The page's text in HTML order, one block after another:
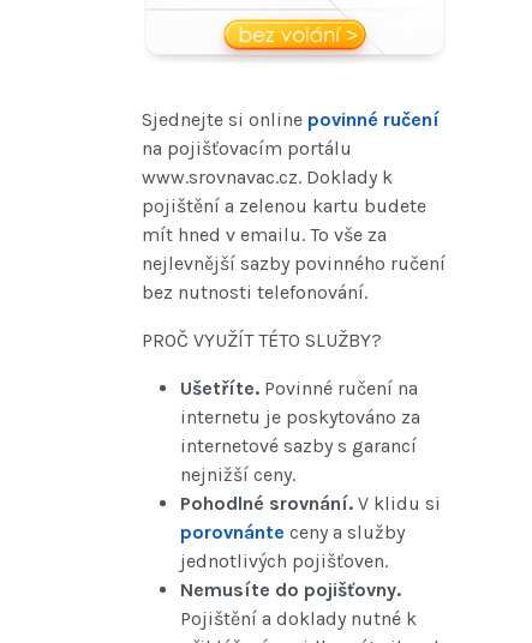
Sjednejte si online povinné ručení
na pojišťovacím portálu
www.srovnavac.cz. Doklady k
pojištění a zelenou kartu budete
mít hned v emailu. To vše za
nejlevnější sazby povinného ručení
bez nutnosti telefonování.
PROČ VYUŽÍT TÉTO SLUŽBY?
Ušetříte. Povinné ručení na
internetu je poskytováno za
internetové sazby s garancí
nejnižší ceny.
Pohodlné srovnání. V klidu si
porovnánte ceny a služby
jednotlivých pojišťoven.
Nemusíte do pojišťovny.
Pojištění a doklady nutné k